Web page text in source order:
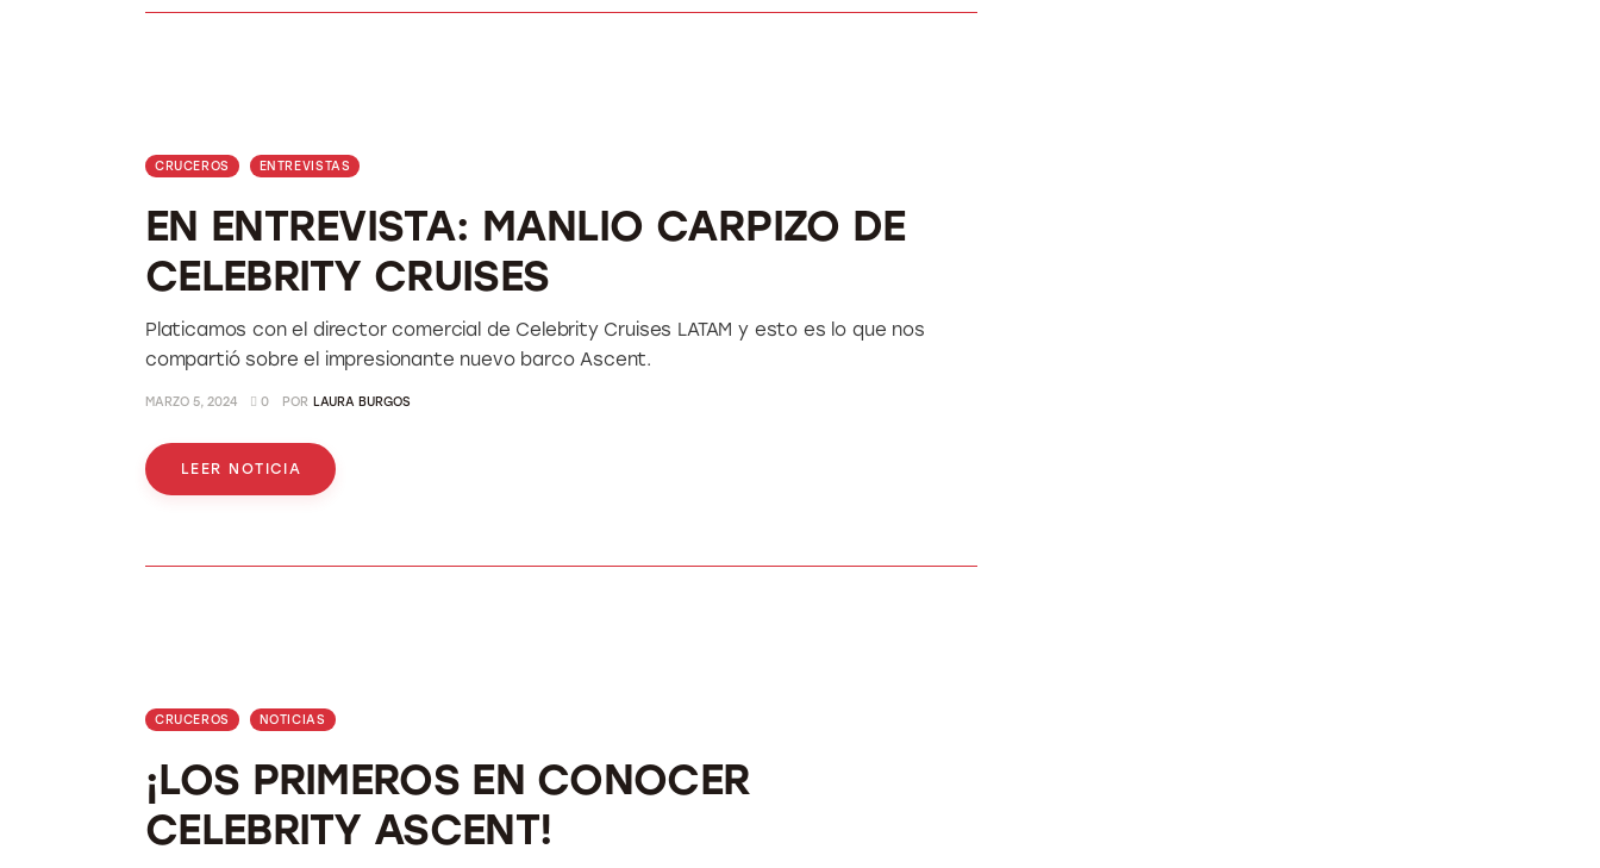
CRUCEROS ENTREVISTAS
EN ENTREVISTA: MANLIO CARPIZO DE
CELEBRITY CRUISES
Platicamos con el director comercial de Celebrity Cruises LATAM y esto es lo que nos
compartió sobre el impresionante nuevo barco Ascent.
MARZO 5, 2024 0 POR LAURA BURGOS
LEER NOTICIA
CRUCEROS NOTICIAS
¡LOS PRIMEROS EN CONOCER
CELEBRITY ASCENT!